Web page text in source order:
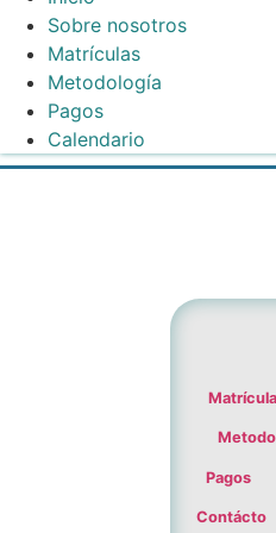
Sobre nosotros
Matrículas
Metodología
Pagos
Calendario
Pagos
Contácto